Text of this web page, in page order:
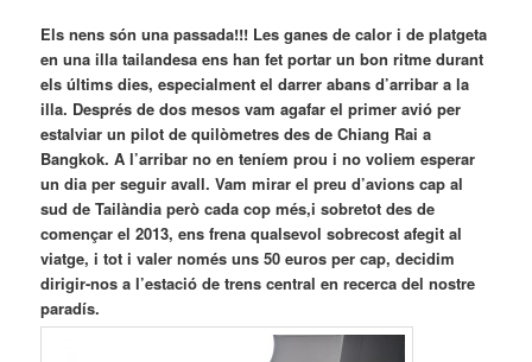
Els nens són una passada!!! Les ganes de calor i de platgeta
en una illa tailandesa ens han fet portar un bon ritme durant
els últims dies, especialment el darrer abans d’arribar a la
illa. Després de dos mesos vam agafar el primer avió per
estalviar un pilot de quilòmetres des de Chiang Rai a
Bangkok. A l’arribar no en teníem prou i no voliem esperar
un dia per seguir avall. Vam mirar el preu d’avions cap al
sud de Tailàndia però cada cop més,i sobretot des de
començar el 2013, ens frena qualsevol sobrecost afegit al
viatge, i tot i valer només uns 50 euros per cap, decidim
dirigir-nos a l’estació de trens central en recerca del nostre
paradís.